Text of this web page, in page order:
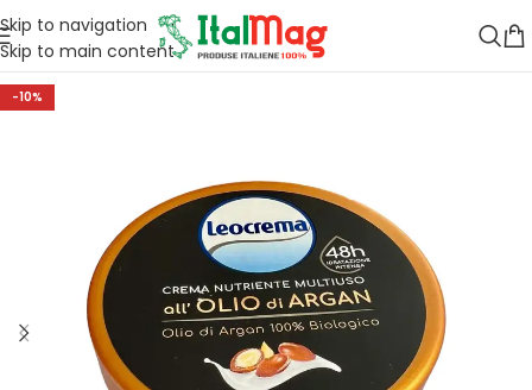
Skip to navigation
Skip to main content
-10%